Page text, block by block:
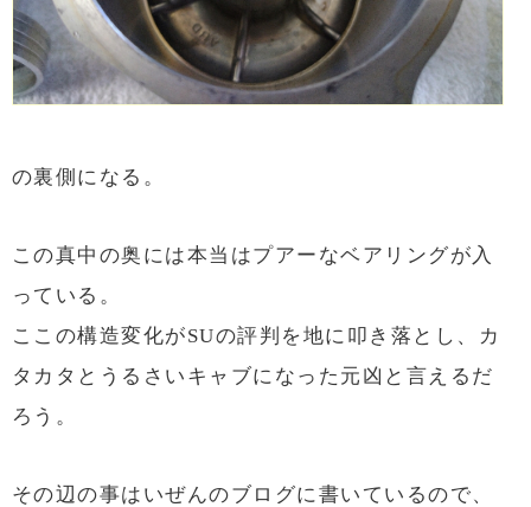
の裏側になる。
この真中の奥には本当はプアーなベアリングが入
っている。
ここの構造変化がSUの評判を地に叩き落とし、カ
タカタとうるさいキャブになった元凶と言えるだ
ろう。
その辺の事はいぜんのブログに書いているので、